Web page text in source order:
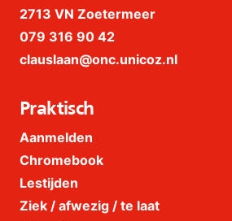
2713 VN Zoetermeer
079 316 90 42
clauslaan@onc.unicoz.nl
Praktisch
Aanmelden
Chromebook
Lestijden
Ziek / afwezig / te laat